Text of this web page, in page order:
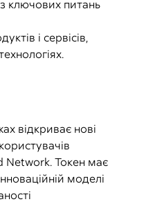
ключових питань
і сервісів,
відкриває нові
Network. Токен має
моделі